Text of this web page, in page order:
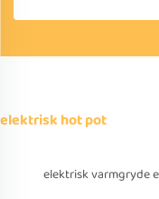
elektrisk hot pot
elektrisk varmgryde